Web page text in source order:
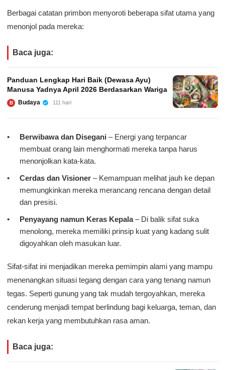
Berbagai catatan primbon menyoroti beberapa sifat utama yang
menonjol pada mereka:
Baca juga:
Panduan Lengkap Hari Baik (Dewasa Ayu)
Manusa Yadnya April 2026 Berdasarkan Wariga
B Budaya 111 hari
Berwibawa dan Disegani – Energi yang terpancar
membuat orang lain menghormati mereka tanpa harus
menonjolkan kata‑kata.
Cerdas dan Visioner – Kemampuan melihat jauh ke depan
memungkinkan mereka merancang rencana dengan detail
dan presisi.
Penyayang namun Keras Kepala– Di balik sifat suka
menolong, mereka memiliki prinsip kuat yang kadang sulit
digoyahkan oleh masukan luar.
Sifat-sifat ini menjadikan mereka pemimpin alami yang mampu
menenangkan situasi tegang dengan cara yang tenang namun
tegas. Seperti gunung yang tak mudah tergoyahkan, mereka
cenderung menjadi tempat berlindung bagi keluarga, teman, dan
rekan kerja yang membutuhkan rasa aman.
Baca juga: